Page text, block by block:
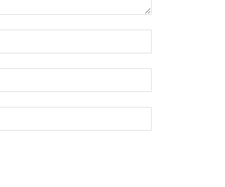
mail:*